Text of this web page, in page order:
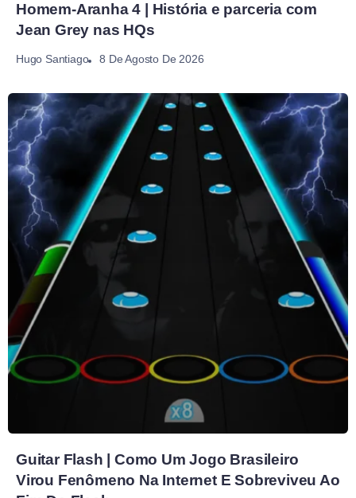
Homem-Aranha 4 | História e parceria com
Jean Grey nas HQs
Hugo Santiago 8 De Agosto De 2026
Guitar Flash | Como Um Jogo Brasileiro
Virou Fenômeno Na Internet E Sobreviveu Ao